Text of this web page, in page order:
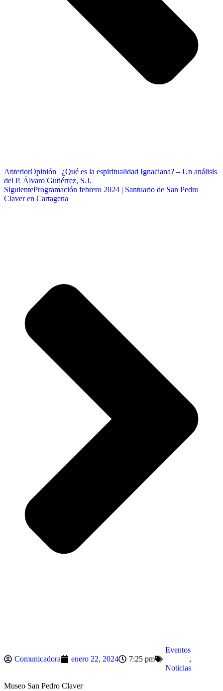
AnteriorOpinión | ¿Qué es la espiritualidad Ignaciana? – Un análisis
del P. Álvaro Gutiérrez, S.J.
SiguienteProgramación febrero 2024 | Santuario de San Pedro
Claver en Cartagena
Comunicadora enero 22, 2024 7:25 pm
Eventos
,
Noticias
Museo San Pedro Claver